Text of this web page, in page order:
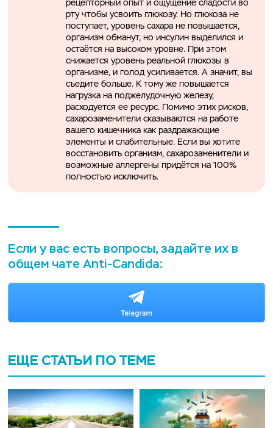
рецепторный опыт и ощущение сладости во
рту чтобы усвоить глюкозу. Но глюкоза не
поступает, уровень сахара не повышается,
организм обманут, но инсулин выделился и
остаётся на высоком уровне. При этом
снижается уровень реальной глюкозы в
организме, и голод усиливается. А значит, вы
съедите больше. К тому же повышается
нагрузка на поджелудочную железу,
расходуется ее ресурс. Помимо этих рисков,
сахарозаменители сказываются на работе
вашего кишечника как раздражающие
элементы и слабительные. Если вы хотите
восстановить организм, сахарозаменители и
возможные аллергены придётся на 100%
полностью исключить.
Если у вас есть вопросы, задайте их в
общем чате Anti-Candida:
ЕЩЕ СТАТЬИ ПО ТЕМЕ